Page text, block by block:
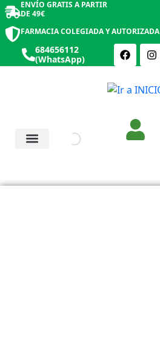
ENVÍO GRATIS A PARTIR
DE 49€
FARMACIA COLEGIADA Y AUTORIZADA
684656112
(WhatsApp)